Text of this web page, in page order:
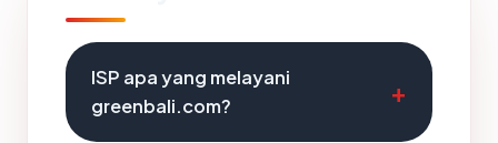
ISP apa yang melayani
greenbali.com?